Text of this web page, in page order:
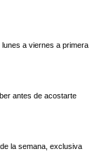
a viernes a primera
antes de acostarte
la semana, exclusiva